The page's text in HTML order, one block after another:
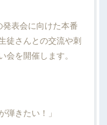
表会に向けた本番
徒さんとの交流や刺
を開催します。
弾きたい！」